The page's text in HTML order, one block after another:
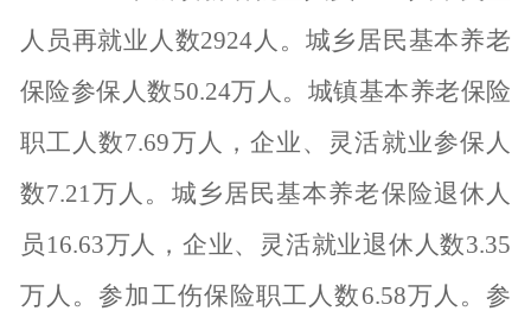
人员再就业人数2924人。城乡居民基本养老
保险参保人数50.24万人。 城镇基本养老保险
职工人数7.69万人，企业、灵活就业参保人
数7.21万人。城乡居民基本养老保险退休人
员 16.63万人，企业、灵活就业退休人数3.35
万人。参加工伤保险职工人数6.58万人。参